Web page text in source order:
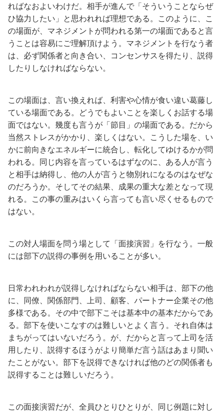
ればなおよいわけだ。相手が進んで「そういうことならぜ
ひ協力したい」と思われれば理想である。このように、こ
の場面が、マネジメントが問われる第一の場面であると言
うことは容易にご理解頂けよう。マネジメントを行なう者
は、必ず関係者と向き合い、コンセンサスを得たり、説得
したりしなければならない。
この場面は、言い換えれば、利害や心情が食い違い葛藤し
ている場面である。どうでもよいことを楽しくお話する場
面ではない。幾度も言うが「節目」の場面である。だから
当然ストレスがかかり、楽しくはない。こうした場を、い
かに前向きなエネルギーに統合し、転化してゆけるかが問
われる。同じ内容を言っているはずなのに、ある人が言う
と相手は納得し、他の人が言うと物別れになるのはなぜな
のだろうか。そしてその結果、成果の重大な差となって現
れる。この事の重みはいくら言っても言い尽くせるもので
はない。
この対人場面を問う場として「面接演習」を行なう。一般
には部下の説得の事例を用いることが多い。
日常われわれが説得しなければならない相手は、部下の他
に、同僚、関係部門、上司、顧客、パートナー企業その他
多様である。その中で部下こそは基本中の基本だからであ
る。部下を使いこなすのは難しいとよく言う。それ自体は
まちがってはいないだろう。が、だからと言って上司を活
用したり、説得するほうがより簡単だ言う話はあまり聞い
たことがない。部下を説得できなければ他のどの関係者も
説得することは難しいだろう。
この面接演習だが、全員ひとりひとりが、同じ例題に対し